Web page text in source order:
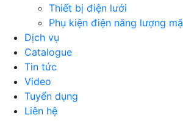
Thiết bị điện lưới
Phụ kiện điện năng lượng
Dịch vụ
Catalogue
Tin tức
Video
Tuyển dụng
Liên hệ